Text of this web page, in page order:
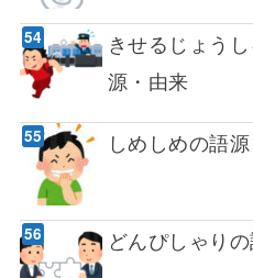
きせるじょう
源・由来
しめしめの語
どんぴしゃり